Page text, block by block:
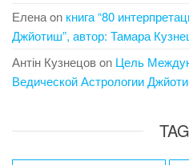
Еленаon книга “80
Джйотиш”, автор: Тамара
Антін Кузнецовon Цель
Ведической Астрологии